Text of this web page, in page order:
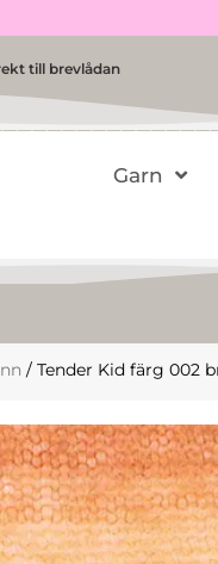
till brevlådan
Garn
/ Tender Kid färg 002